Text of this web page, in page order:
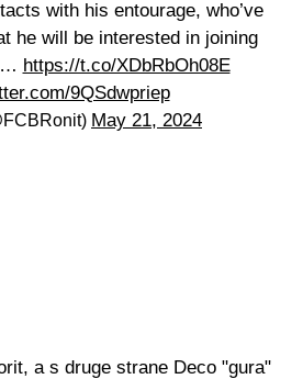
with his entourage, who’ve
he will be interested in joining
https://t.co/XDbRbOh08E
9QSdwpriep
May 21, 2024
a s druge strane Deco "gura"